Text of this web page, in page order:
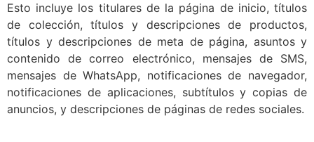
Esto incluye los titulares de la página de inicio, títulos
de colección, títulos y descripciones de productos,
títulos y descripciones de meta de página, asuntos y
contenido de correo electrónico, mensajes de SMS,
mensajes de WhatsApp, notificaciones de navegador,
notificaciones de aplicaciones, subtítulos y copias de
anuncios, y descripciones de páginas de redes sociales.